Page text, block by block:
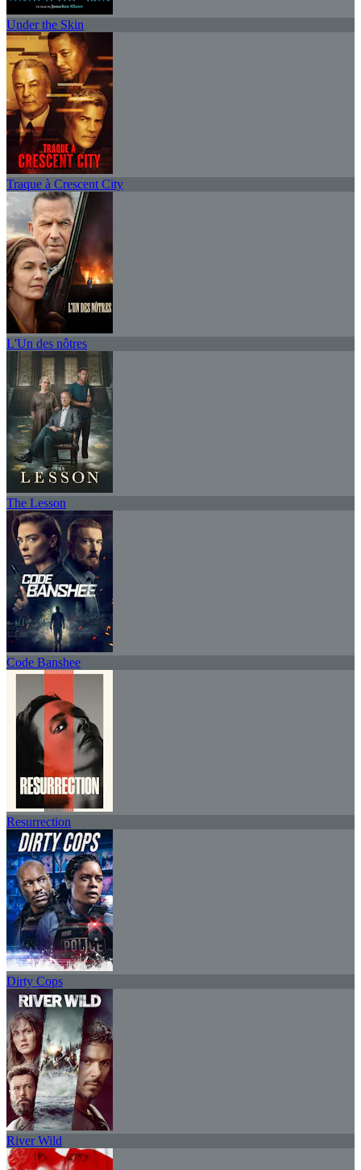
Under the Skin
Traque à Crescent City
L'Un des nôtres
The Lesson
Code Banshee
Resurrection
Dirty Cops
River Wild